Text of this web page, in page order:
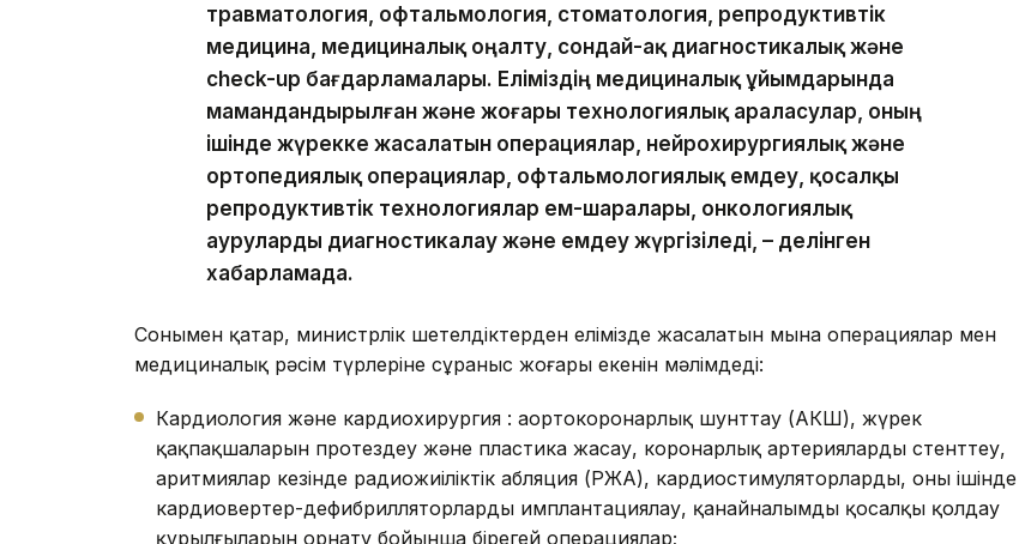
травматология, офтальмология, стоматология, репродуктивтік
медицина, медициналық оңалту, сондай-ақ диагностикалық және
check-up бағдарламалары. Еліміздің медициналық ұйымдарында
мамандандырылған және жоғары технологиялық араласулар, оның
ішінде жүрекке жасалатын операциялар, нейрохирургиялық және
ортопедиялық операциялар, офтальмологиялық емдеу, қосалқы
репродуктивтік технологиялар ем-шаралары, онкологиялық
ауруларды диагностикалау және емдеу жүргізіледі, – делінген
хабарламада.
Сонымен қатар, министрлік шетелдіктерден елімізде жасалатын мына операциялар мен
медициналық рәсім түрлеріне сұраныс жоғары екенін мәлімдеді:
Кардиология және кардиохирургия : аортокоронарлық шунттау (АКШ), жүрек
қақпақшаларын протездеу және пластика жасау, коронарлық артерияларды стенттеу,
аритмиялар кезінде радиожиіліктік абляция (РЖА), кардиостимуляторларды, оның ішінде
кардиовертер-дефибрилляторларды имплантациялау, қанайналымды қосалқы қолдау
құрылғыларын орнату бойынша бірегей операциялар;